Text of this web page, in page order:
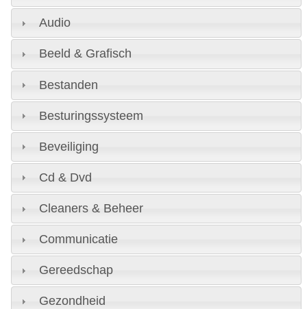
Audio
Beeld & Grafisch
Bestanden
Besturingssysteem
Beveiliging
Cd & Dvd
Cleaners & Beheer
Communicatie
Gereedschap
Gezondheid